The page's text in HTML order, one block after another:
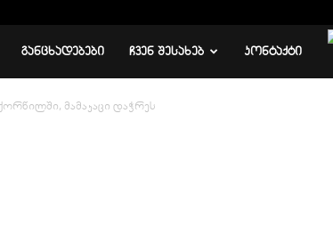
ᲒᲐᲜᲪᲮᲐᲓᲔᲑᲔᲑᲘ ᲩᲕᲔᲜ ᲨᲔᲡᲐᲮᲔᲑ ᲙᲝᲜᲢᲐᲥᲢᲘ
მამაკაცი დაჭრეს